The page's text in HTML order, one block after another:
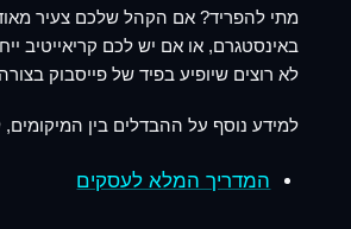
מתי להפריד? אם הקהל שלכם צעיר
באינסטגרם, או אם יש לכם קריאייטיב
לא רוצים שיופיע בפיד של פייסבוק
למידע נוסף על ההבדלים בין המיקומים,
המדריך המלא לעסקים